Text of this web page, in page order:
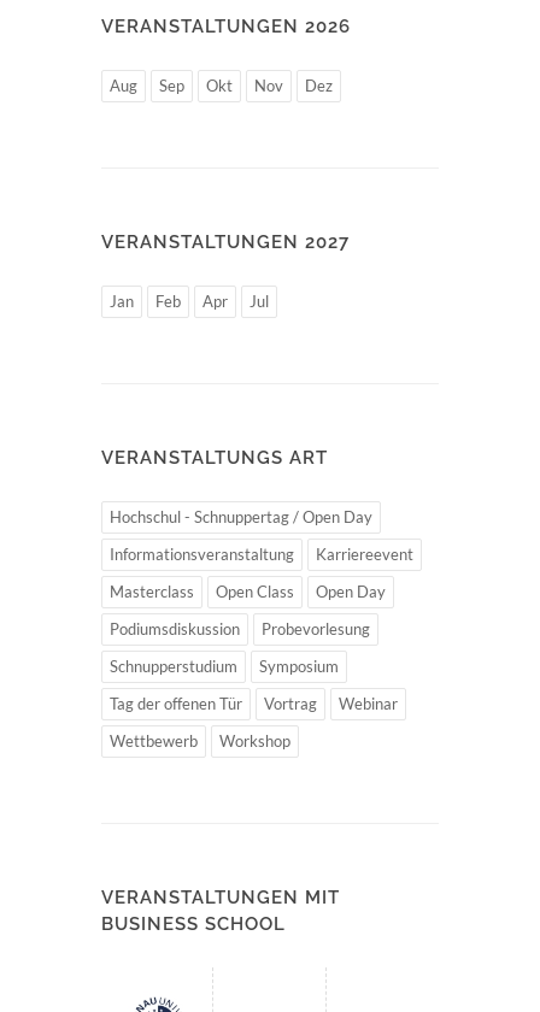
VERANSTALTUNGEN 2026
Aug Sep Okt Nov Dez
VERANSTALTUNGEN 2027
Jan Feb Apr Jul
VERANSTALTUNGS ART
Hochschul - Schnuppertag / Open Day
Informationsveranstaltung
Karriereevent
Masterclass
Open Class
Open Day
Podiumsdiskussion
Probevorlesung
Schnupperstudium
Symposium
Tag der offenen Tür
Vortrag
Webinar
Wettbewerb
Workshop
VERANSTALTUNGEN MIT
BUSINESS SCHOOL